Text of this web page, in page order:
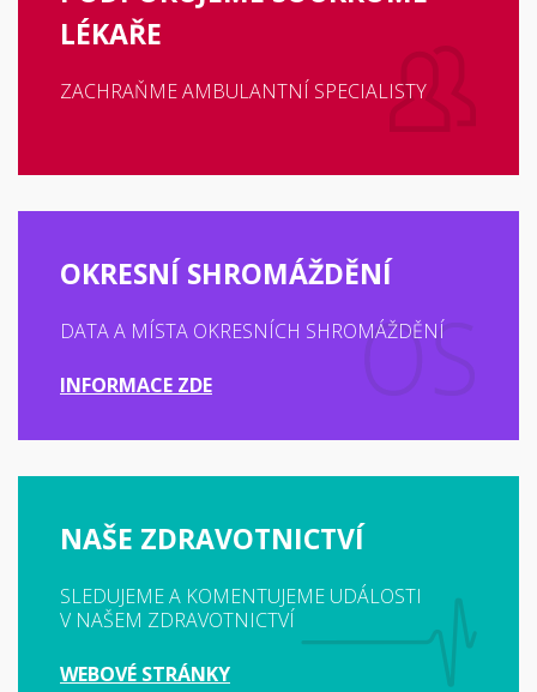
LÉKAŘE
ZACHRAŇME AMBULANTNÍ SPECIALISTY
OKRESNÍ SHROMÁŽDĚNÍ
DATA A MÍSTA OKRESNÍCH SHROMÁŽDĚNÍ
INFORMACE ZDE
NAŠE ZDRAVOTNICTVÍ
SLEDUJEME A KOMENTUJEME UDÁLOSTI
V NAŠEM ZDRAVOTNICTVÍ
WEBOVÉ STRÁNKY